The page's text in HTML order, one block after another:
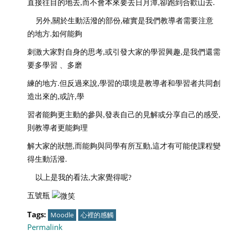
直接往目的地去,而不會本來要去日月潭,卻跑到合歡山去.
另外,關於生動活潑的部份,確實是我們教導者需要注意
的地方.如何能夠
刺激大家對自身的思考,或引發大家的學習興趣,是我們還需
要多學習 、多磨
練的地方.但反過來說,學習的環境是教導者和學習者共同創
造出來的,或許,學
習者能夠更主動的參與,發表自己的見解或分享自己的感受,
則教導者更能夠理
解大家的狀態,而能夠與同學有所互動,這才有可能使課程變
得生動活潑.
以上是我的看法,大家覺得呢?
五號瓶
Tags: Moodle 心裡的感觸
Permalink